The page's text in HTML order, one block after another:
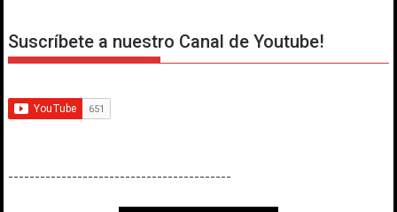
Suscríbete a nuestro Canal de Youtube!
------------------------------------------